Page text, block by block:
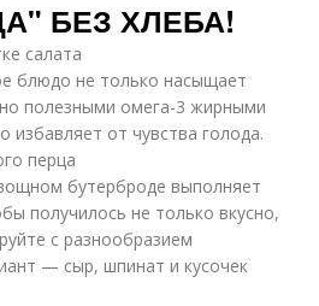
БЕЗ ХЛЕБА!
салата
блюдо не только насыщает
полезными омега-3 жирными
избавляет от чувства голода.
перца
бутерброде выполняет
получилось не только вкусно,
с разнообразием
— сыр, шпинат и кусочек